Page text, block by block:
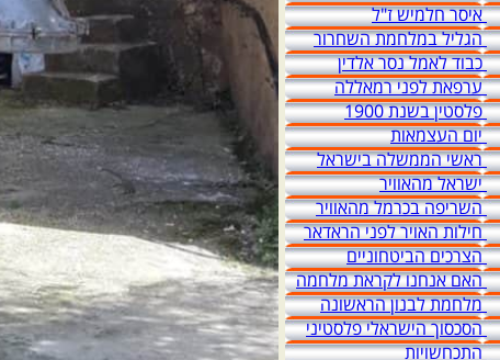
איסר חלמיש ז"ל
הגליל במלחמת השחרור
כבוד לאמל נסר אלדין
ערפאת לפני רמאללה
פלסטין בשנת 1900
יום העצמאות
ראשי הממשלה בישראל
ישראל מהאוויר
השריפה בכרמל מהאוויר
חילות האויר לפני הראדאר
הצרכים הביטחוניים
האם אנחנו לקראת מלחמה
מלחמת לבנון הראשונה
הסכסוך הישראלי פלסטיני
התכחשויות